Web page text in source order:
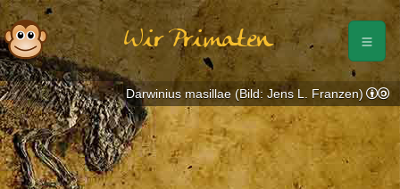
Wir Primaten
Darwinius masillae (Bild: Jens L. Franzen)